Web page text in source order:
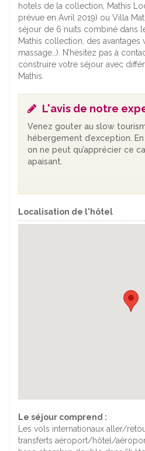
hotels de la collection, Mathis
prévue en Avril 2019) ou Villa
séjour de 6 nuits combiné dans
Mathis collection, des avantages
massage…). N’hésitez pas à
construire votre séjour avec
Mathis.
L'avis de notre
Venez gouter au slow
hébergement d’exception.
on ne peut qu’apprécier ce
apaisant.
Localisation de l'hôtel
Le séjour comprend :
Les vols internationaux aller/
transferts aéroport/hôtel/